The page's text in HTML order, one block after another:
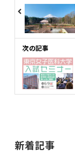
次の記事
新着記事